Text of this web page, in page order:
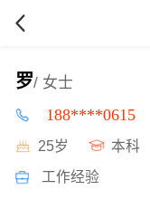
罗/ 女士
188****0615
25岁 本科
工作经验